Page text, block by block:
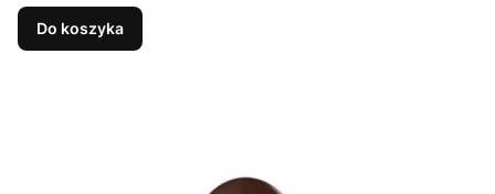
Do koszyka